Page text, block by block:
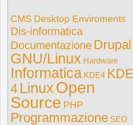
CMS Desktop Enviroments
Dis-informatica
Documentazione Drupal
GNU/Linux Hardware
Informatica KDE4 KDE
4 LinuxOpen
Source PHP
Programmazione SEO